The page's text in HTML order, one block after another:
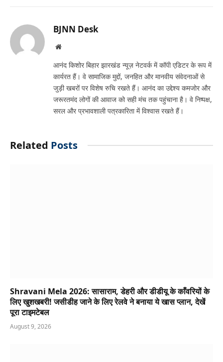
BJNN Desk
Website
आनंद किशोर बिहार झारखंड न्यूज़ नेटवर्क में कॉपी एडिटर के रूप में
कार्यरत हैं। वे सामाजिक मुद्दों, जनहित और मानवीय संवेदनाओं से
जुड़ी खबरों पर विशेष रुचि रखते हैं। आनंद का उद्देश्य कमजोर और
जरूरतमंद लोगों की आवाज को सही मंच तक पहुंचाना है। वे निष्पक्ष,
सरल और प्रभावशाली पत्रकारिता में विश्वास रखते हैं।
Related Posts
Shravani Mela 2026: सासाराम, डेहरी और डीडीयू के काँवरियों के
लिए खुशखबरी! जसीडीह जाने के लिए रेलवे ने बनाया ये खास प्लान, देखें
पूरा टाइमटेबल
August 9, 2026